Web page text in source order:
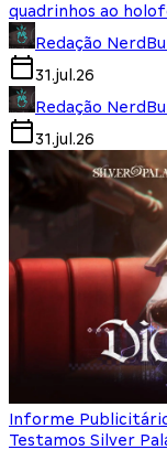
quadrinhos ao
Redação
31.jul.26
Redação
31.jul.26
Informe
Testamos Silver